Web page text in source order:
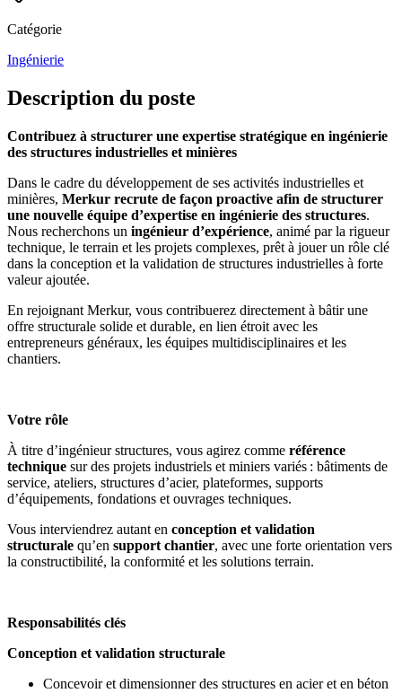
Catégorie
Ingénierie
Description du poste
Contribuez à structurer une expertise stratégique en ingénierie
des structures industrielles et minières
Dans le cadre du développement de ses activités industrielles et
minières, Merkur recrute de façon proactive afin de structurer
une nouvelle équipe d’expertise en ingénierie des structures.
Nous recherchons un ingénieur d’expérience, animé par la rigueur
technique, le terrain et les projets complexes, prêt à jouer un rôle clé
dans la conception et la validation de structures industrielles à forte
valeur ajoutée.
En rejoignant Merkur, vous contribuerez directement à bâtir une
offre structurale solide et durable, en lien étroit avec les
entrepreneurs généraux, les équipes multidisciplinaires et les
chantiers.
Votre rôle
À titre d’ingénieur structures, vous agirez comme référence
technique sur des projets industriels et miniers variés : bâtiments de
service, ateliers, structures d’acier, plateformes, supports
d’équipements, fondations et ouvrages techniques.
Vous interviendrez autant en conception et validation
structurale qu’en support chantier, avec une forte orientation vers
la constructibilité, la conformité et les solutions terrain.
Responsabilités clés
Conception et validation structurale
Concevoir et dimensionner des structures en acier et en béton